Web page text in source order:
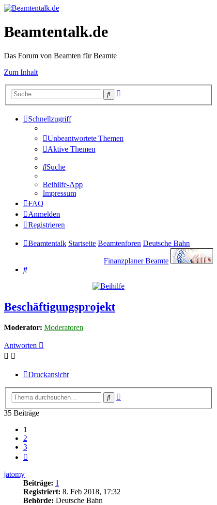
Beamtentalk.de
Das Forum von Beamten für Beamte
Zum Inhalt
Suche
Schnellzugriff
Unbeantwortete Themen
Aktive Themen
Suche
Beihilfe-App
Impressum
FAQ
Anmelden
Registrieren
Beamtentalk Startseite Beamtenforen Deutsche Bahn
Finanzplaner Beamte
Suche
Beschäftigungsprojekt
Moderator: Moderatoren
Antworten
Druckansicht
Suche
35 Beiträge
1
2
3
jatomy
Beiträge: 1
Registriert: 8. Feb 2018, 17:32
Behörde: Deutsche Bahn